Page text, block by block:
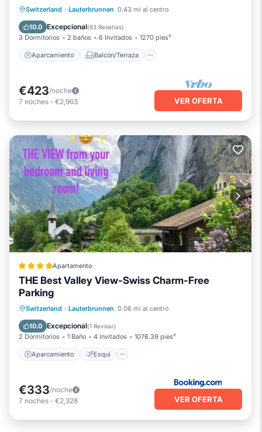
Switzerland · Lauterbrunnen 0.43 mi al centro
10.0 Excepcional(83 Reseñas)
3 Dormitorios 2 baños 6 Invitados 1270 pies²
Aparcamiento Balcón/Terraza
Aparcamiento
Balcón/Terraza
Cocina
Internet
€423/noche
7 noches - €2,963 VER OFERTA
Apartamento
THE Best Valley View-Swiss Charm-Free
Parking
Switzerland · Lauterbrunnen 0.06 mi al centro
10.0 Excepcional(1 Revisar)
2 Dormitorios 1 Baño 4 Invitados 1076.39 pies²
Aparcamiento Esquí
Aparcamiento
Esquí
Balcón/Terraza
€333/noche
7 noches - €2,328 VER OFERTA